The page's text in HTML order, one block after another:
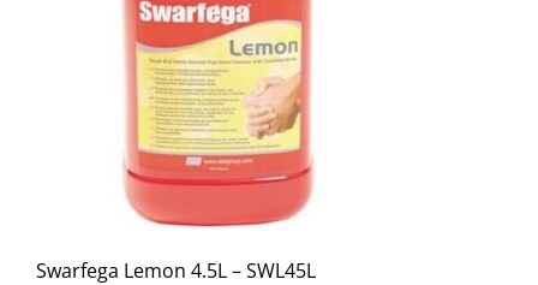
Swarfega Lemon 4.5L – SWL45L